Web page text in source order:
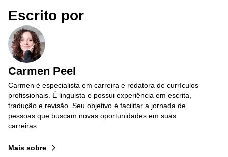
Escrito por
Carmen Peel
Carmen é especialista em carreira e redatora de currículos
profissionais. É linguista e possui experiência em escrita,
tradução e revisão. Seu objetivo é facilitar a jornada de
pessoas que buscam novas oportunidades em suas
carreiras.
Mais sobre